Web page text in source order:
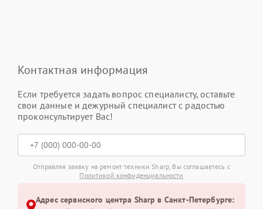
Контактная информация
Если требуется задать вопрос специалисту, оставьте
свои данные и дежурный специалист с радостью
проконсультирует Вас!
Отправляя заявку на ремонт техники Sharp, Вы соглашаетесь с
Политикой конфиденциальности
Адрес сервисного центра Sharp в Санкт-Петербурге: